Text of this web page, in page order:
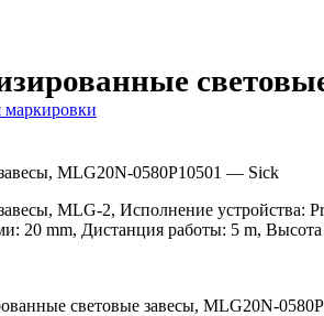
маркировки
MLG20N-0580P10501 — Sick
MLG-2, Исполнение
20 mm, Дистанция работы: 5 m,
световые завесы, MLG20N-